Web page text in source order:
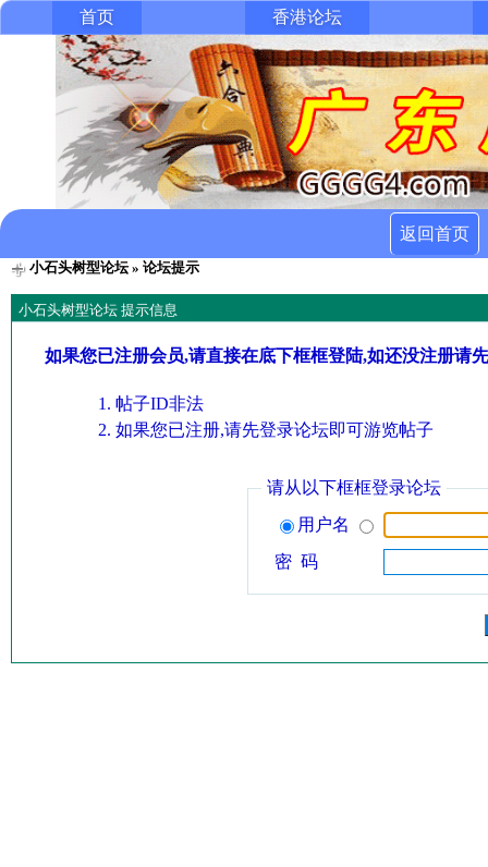
首页 香港论坛
返回首页
小石头树型论坛» 论坛提示
小石头树型论坛 提示信息
如果您已注册会员,请直接在底下框框登陆,如还没注册请
帖子ID非法
如果您已注册,请先登录论坛即可游览帖子
请从以下框框登录论坛
用户名
密 码